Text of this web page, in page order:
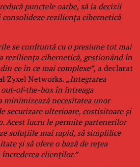
punctele oarbe, să ia decizii
reziliența cibernetică
se confruntă cu o presiune tot mai
reziliența cibernetică, gestionând în
ce în ce mai complexe”, a declarat
Zyxel Networks. „Integrarea
of-the-box în întreaga
minimizează necesitatea unor
securizare ulterioare, costisitoare și
Acest lucru le permite partenerilor
soluțiile mai rapid, să simplifice
și să ofere o bază de rețea
clienților.”